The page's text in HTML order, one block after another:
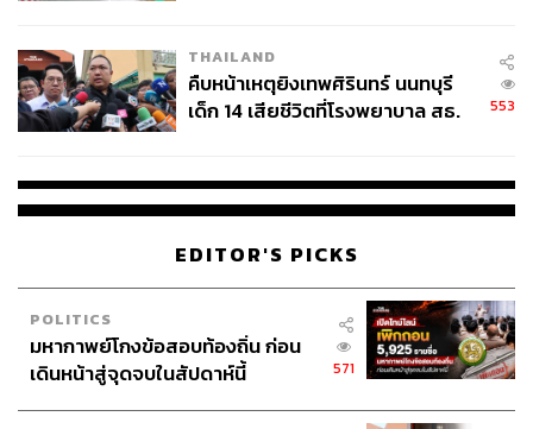
THAILAND
คืบหน้าเหตุยิงเทพศิรินทร์ นนทบุรี
เด็ก 14 เสียชีวิตที่โรงพยาบาล สธ.
553
EDITOR'S PICKS
POLITICS
มหากาพย์โกงข้อสอบท้องถิ่น ก่อน
เดินหน้าสู่จุดจบในสัปดาห์นี้
571